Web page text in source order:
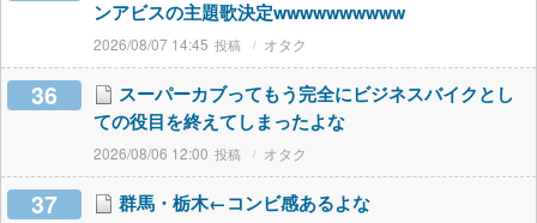
ンアビスの主題歌決定wwwwwwwwww
2026/08/07 14:45 オタク
36
スーパーカブってもう完全にビジネスバイクとし
ての役目を終えてしまったよな
2026/08/06 12:00 オタク
37 群馬・栃木←コンビ感あるよな